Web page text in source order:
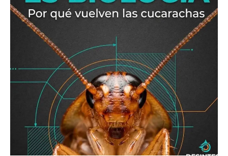
Por que vuelven las cucarachas y
cómo eliminarlas definitivamente